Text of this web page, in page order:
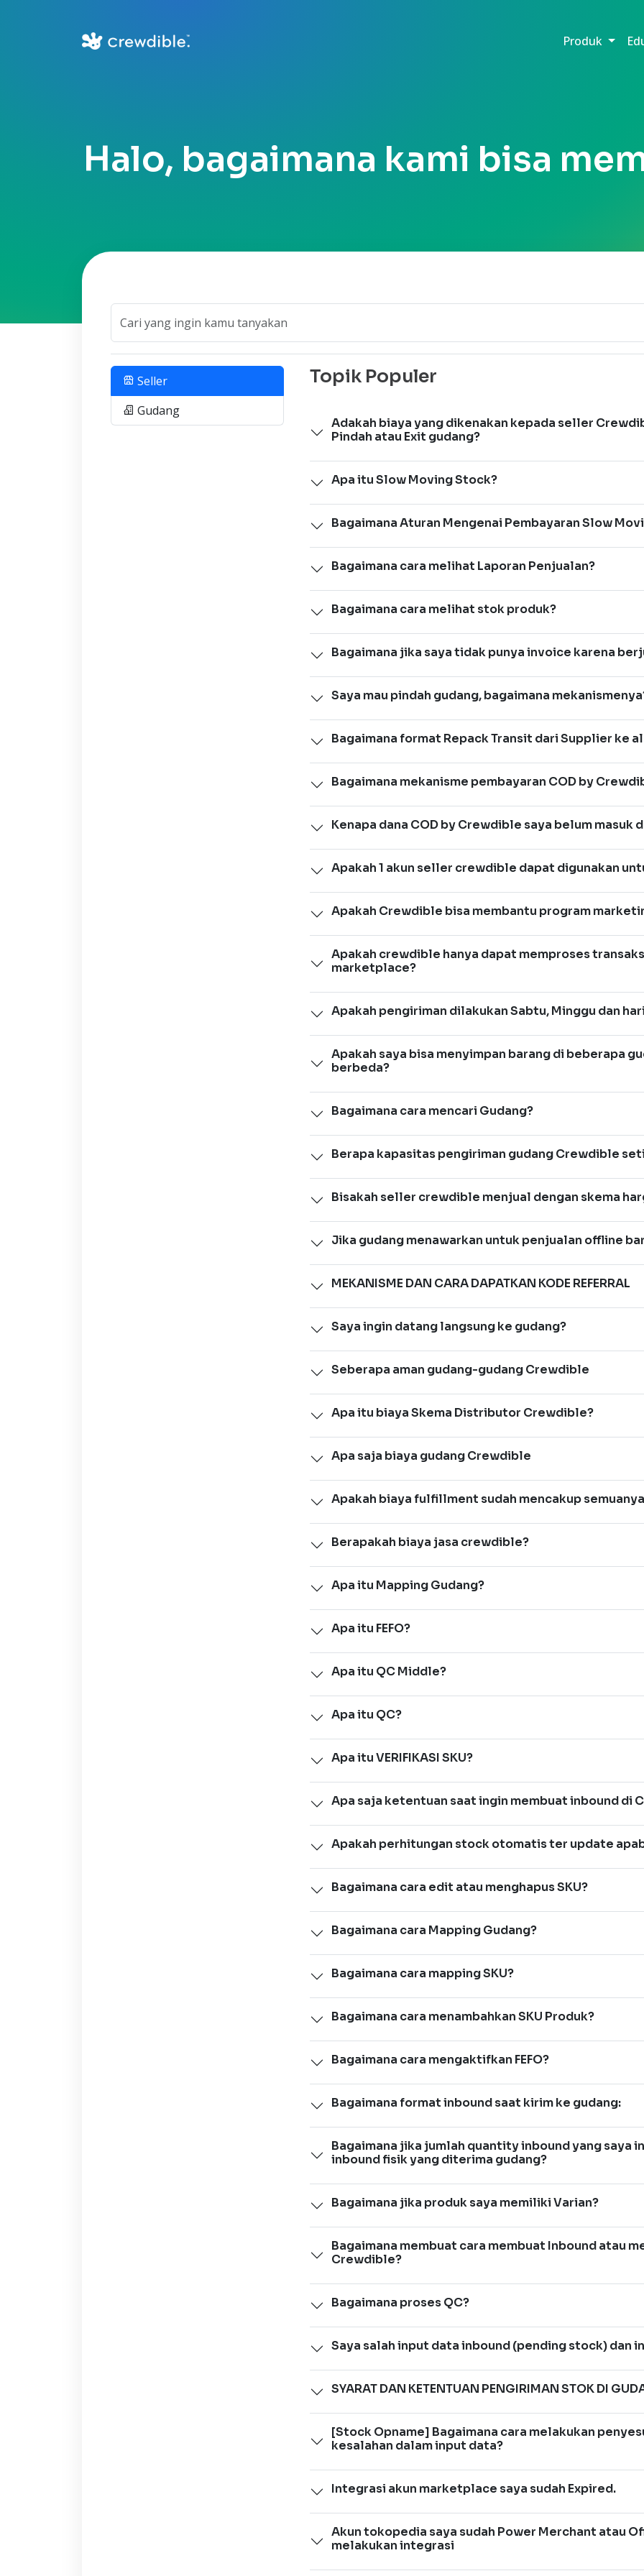
Produk
Halo, bagaimana kami bisa
Seller
Gudang
Topik Populer
Adakah biaya yang dikenakan kepada seller
Pindah atau Exit gudang?
Apa itu Slow Moving Stock?
Bagaimana Aturan Mengenai Pembayaran Slow
Bagaimana cara melihat Laporan Penjualan?
Bagaimana cara melihat stok produk?
Bagaimana jika saya tidak punya invoice karena
Saya mau pindah gudang, bagaimana
Bagaimana format Repack Transit dari Supplier ke
Bagaimana mekanisme pembayaran COD by
Kenapa dana COD by Crewdible saya belum masuk
Apakah 1 akun seller crewdible dapat digunakan
Apakah Crewdible bisa membantu program
Apakah crewdible hanya dapat memproses
marketplace?
Apakah pengiriman dilakukan Sabtu, Minggu dan
Apakah saya bisa menyimpan barang di beberapa
berbeda?
Bagaimana cara mencari Gudang?
Berapa kapasitas pengiriman gudang Crewdible
Bisakah seller crewdible menjual dengan skema
Jika gudang menawarkan untuk penjualan offline
MEKANISME DAN CARA DAPATKAN KODE REFERRAL
Saya ingin datang langsung ke gudang?
Seberapa aman gudang-gudang Crewdible
Apa itu biaya Skema Distributor Crewdible?
Apa saja biaya gudang Crewdible
Apakah biaya fulfillment sudah mencakup
Berapakah biaya jasa crewdible?
Apa itu Mapping Gudang?
Apa itu FEFO?
Apa itu QC Middle?
Apa itu QC?
Apa itu VERIFIKASI SKU?
Apa saja ketentuan saat ingin membuat inbound di
Apakah perhitungan stock otomatis ter update
Bagaimana cara edit atau menghapus SKU?
Bagaimana cara Mapping Gudang?
Bagaimana cara mapping SKU?
Bagaimana cara menambahkan SKU Produk?
Bagaimana cara mengaktifkan FEFO?
Bagaimana format inbound saat kirim ke gudang:
Bagaimana jika jumlah quantity inbound yang saya
inbound fisik yang diterima gudang?
Bagaimana jika produk saya memiliki Varian?
Bagaimana membuat cara membuat Inbound atau
Crewdible?
Bagaimana proses QC?
Saya salah input data inbound (pending stock) dan
SYARAT DAN KETENTUAN PENGIRIMAN STOK DI
[Stock Opname] Bagaimana cara melakukan
kesalahan dalam input data?
Integrasi akun marketplace saya sudah Expired.
Akun tokopedia saya sudah Power Merchant atau
melakukan integrasi